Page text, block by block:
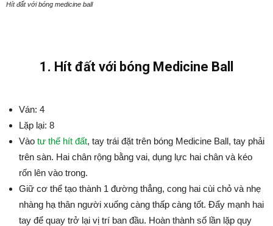
Hít đất với bóng medicine ball
1. Hít đất với bóng Medicine Ball
Ván: 4
Lặp lại: 8
Vào tư thế hít đất, tay trái đặt trên bóng Medicine Ball, tay phải
trên sàn. Hai chân rộng bằng vai, dụng lực hai chân và kéo
rốn lên vào trong.
Giữ cơ thể tạo thành 1 đường thẳng, cong hai cùi chỏ và nhẹ
nhàng hạ thân người xuống càng thấp càng tốt. Đẩy mạnh hai
tay để quay trở lại vị trí ban đầu. Hoàn thành số lần lặp quy